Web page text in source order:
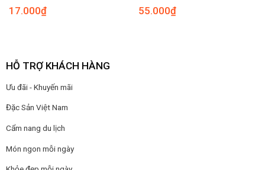
17.000₫ 55.000₫
HỖ TRỢ KHÁCH HÀNG
Ưu đãi - Khuyến mãi
Đặc Sản Việt Nam
Cẩm nang du lịch
Món ngon mỗi ngày